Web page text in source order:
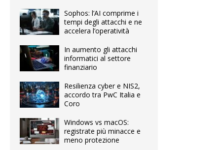
Sophos: l’AI comprime i
tempi degli attacchi e ne
accelera l’operatività
In aumento gli attacchi
informatici al settore
finanziario
Resilienza cyber e NIS2,
accordo tra PwC Italia e
Coro
Windows vs macOS:
registrate più minacce e
meno protezione